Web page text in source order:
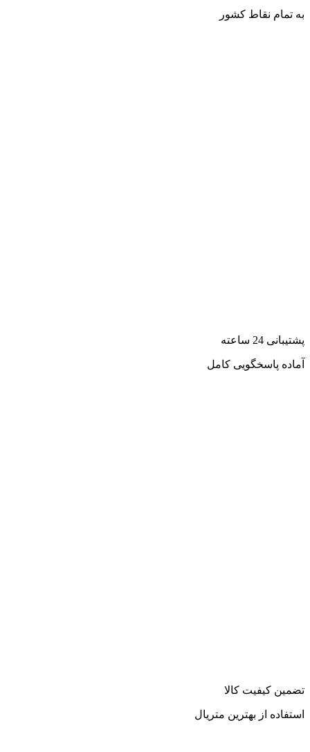
به تمام نقاط کشور
پشتیبانی 24 ساعته
آماده پاسخگویی کامل
تضمین کیفیت کالا
استفاده از بهترین متریال